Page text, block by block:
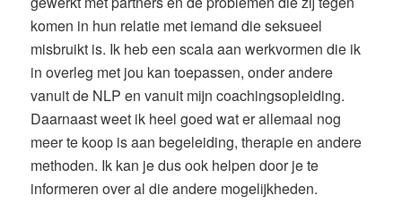
komen in hun relatie met iemand die seksueel
misbruikt is. Ik heb een scala aan werkvormen die ik
in overleg met jou kan toepassen, onder andere
vanuit de NLP en vanuit mijn coachingsopleiding.
Daarnaast weet ik heel goed wat er allemaal nog
meer te koop is aan begeleiding, therapie en andere
methoden. Ik kan je dus ook helpen door je te
informeren over al die andere mogelijkheden.